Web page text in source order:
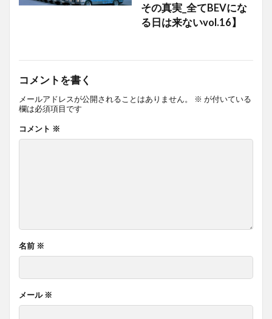
その真実_全てBEVにな
る日は来ないvol.16】
コメントを書く
メールアドレスが公開されることはありません。 ※ が付いている
欄は必須項目です
コメント ※
名前 ※
メール ※